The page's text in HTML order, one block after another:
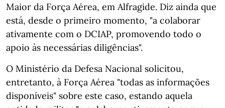
Maior da Força Aérea, em Alfragide. Diz ainda que
está, desde o primeiro momento, "a colaborar
ativamente com o DCIAP, promovendo todo o
apoio às necessárias diligências".
O Ministério da Defesa Nacional solicitou,
entretanto, à Força Aérea "todas as informações
disponíveis" sobre este caso, estando aquela